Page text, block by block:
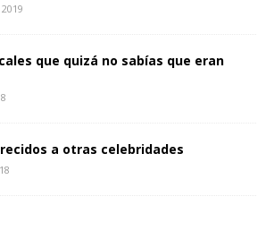
que quizá no sabías que eran
a otras celebridades